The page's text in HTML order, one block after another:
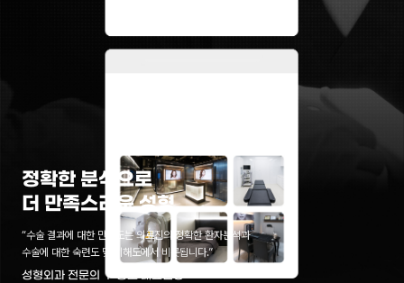
정확한 분석으로
더 만족스러운 성형
“수술 결과에 대한 만족도는 의료진의 정확한 환자분석과
수술에 대한 숙련도 및 이해도에서 비롯됩니다.”
성형외과 전문의 ㅣ 황호 대표원장